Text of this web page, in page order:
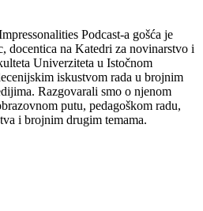
Podcast-a gošća je
docentica na Katedri za novinarstvo i
Univerziteta u Istočnom
iskustvom rada u brojnim
Razgovarali smo o njenom
putu, pedagoškom radu,
i brojnim drugim temama.